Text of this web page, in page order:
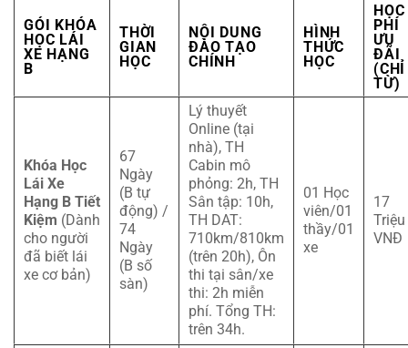
GÓI KHÓA
HỌC LÁI
XE HẠNG
B
THỜI
GIAN
HỌC
NỘI DUNG
ĐÀO TẠO
CHÍNH
HÌNH
THỨC
HỌC
HỌC
PHÍ
ƯU
ĐÃI
(CHỈ
TỪ)
Khóa Học
Lái Xe
Hạng B Tiết
Kiệm (Dành
cho người
đã biết lái
xe cơ bản)
67
Ngày
(B tự
động) /
74
Ngày
(B số
sàn)
Lý thuyết
Online (tại
nhà), TH
Cabin mô
phỏng: 2h, TH
Sân tập: 10h,
TH DAT:
710km/810km
(trên 20h), Ôn
thi tại sân/xe
thi: 2h miễn
phí. Tổng TH:
trên 34h.
01 Học
viên/01
thầy/01
xe
17
Triệu
VNĐ